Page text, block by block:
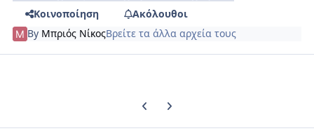
Κοινοποίηση
Ακόλουθοι
By Μπριός ΝίκοςΒρείτε τα άλλα αρχεία τους
Previous carousel slide
Next carousel slide